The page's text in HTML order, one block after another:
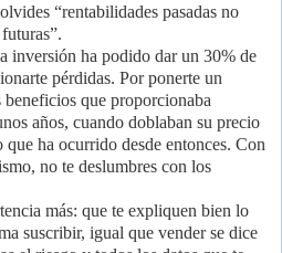
“rentabilidades pasadas no
inversión ha podido dar un 30% de
pérdidas. Por ponerte un
que proporcionaba
años, cuando doblaban su precio
ha ocurrido desde entonces. Con
no te deslumbres con los
más: que te expliquen bien lo
suscribir, igual que vender se dice